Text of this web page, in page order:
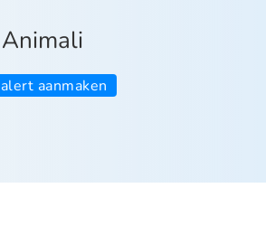
aanmaken